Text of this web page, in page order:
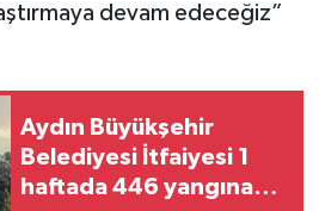
devam edeceğiz”
Aydın Büyükşehir
Belediyesi İtfaiyesi 1
haftada 446 yangına